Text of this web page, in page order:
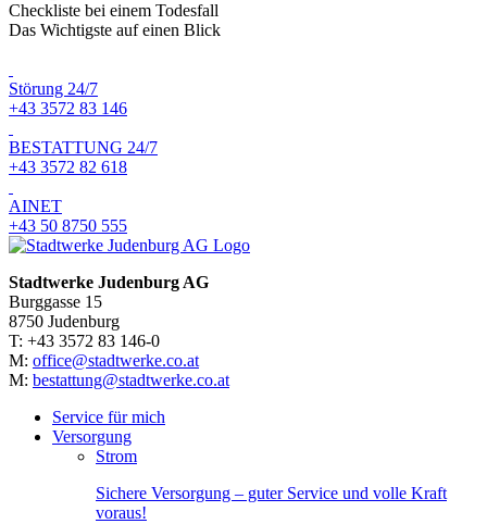
Checkliste bei einem Todesfall
Das Wichtigste auf einen Blick
Störung 24/7
+43 3572 83 146
BESTATTUNG 24/7
+43 3572 82 618
AINET
+43 50 8750 555
Stadtwerke Judenburg AG
Burggasse 15
8750 Judenburg
T: +43 3572 83 146-0
M: office@stadtwerke.co.at
M: bestattung@stadtwerke.co.at
Service für mich
Versorgung
Strom
Sichere Versorgung – guter Service und volle Kraft
voraus!